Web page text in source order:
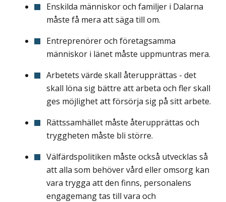
Enskilda människor och familjer i Dalarna
måste få mera att säga till om.
Entreprenörer och företagsamma
människor i länet måste uppmuntras mera.
Arbetets värde skall återupprättas - det
skall löna sig bättre att arbeta och fler skall
ges möjlighet att försörja sig på sitt arbete.
Rättssamhället måste återupprättas och
tryggheten måste bli större.
Välfärdspolitiken måste också utvecklas så
att alla som behöver vård eller omsorg kan
vara trygga att den finns, personalens
engagemang tas till vara och